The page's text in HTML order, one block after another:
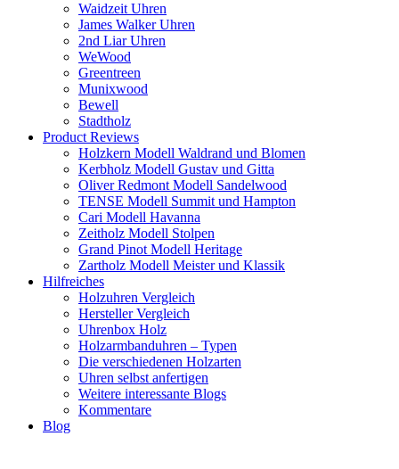
Waidzeit Uhren
James Walker Uhren
2nd Liar Uhren
WeWood
Greentreen
Munixwood
Bewell
Stadtholz
Product Reviews
Holzkern Modell Waldrand und Blomen
Kerbholz Modell Gustav und Gitta
Oliver Redmont Modell Sandelwood
TENSE Modell Summit und Hampton
Cari Modell Havanna
Zeitholz Modell Stolpen
Grand Pinot Modell Heritage
Zartholz Modell Meister und Klassik
Hilfreiches
Holzuhren Vergleich
Hersteller Vergleich
Uhrenbox Holz
Holzarmbanduhren – Typen
Die verschiedenen Holzarten
Uhren selbst anfertigen
Weitere interessante Blogs
Kommentare
Blog